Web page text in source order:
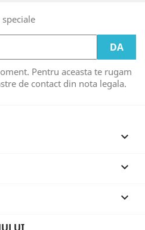
Pentru aceasta te rugam
de contact din nota legala.


